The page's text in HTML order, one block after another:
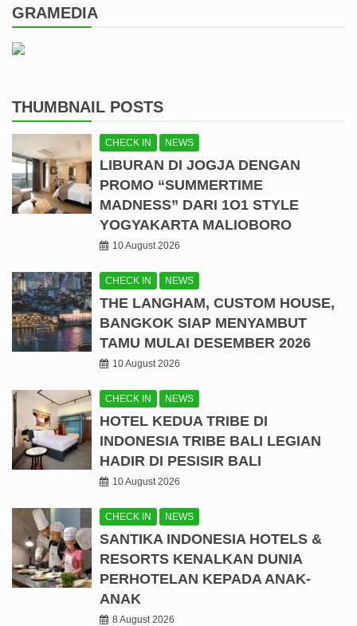
GRAMEDIA
THUMBNAIL POSTS
CHECK IN NEWS
LIBURAN DI JOGJA DENGAN
PROMO “SUMMERTIME
MADNESS” DARI 1O1 STYLE
YOGYAKARTA MALIOBORO
10 August 2026
CHECK IN NEWS
THE LANGHAM, CUSTOM HOUSE,
BANGKOK SIAP MENYAMBUT
TAMU MULAI DESEMBER 2026
10 August 2026
CHECK IN NEWS
HOTEL KEDUA TRIBE DI
INDONESIA TRIBE BALI LEGIAN
HADIR DI PESISIR BALI
10 August 2026
CHECK IN NEWS
SANTIKA INDONESIA HOTELS &
RESORTS KENALKAN DUNIA
PERHOTELAN KEPADA ANAK-
ANAK
8 August 2026